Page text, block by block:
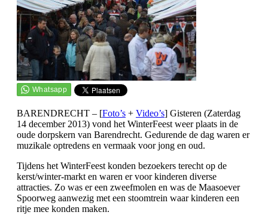
BARENDRECHT – [Foto’s + Video’s] Gisteren (Zaterdag
14 december 2013) vond het WinterFeest weer plaats in de
oude dorpskern van Barendrecht. Gedurende de dag waren er
muzikale optredens en vermaak voor jong en oud.
Tijdens het WinterFeest konden bezoekers terecht op de
kerst/winter-markt en waren er voor kinderen diverse
attracties. Zo was er een zweefmolen en was de Maasoever
Spoorweg aanwezig met een stoomtrein waar kinderen een
ritje mee konden maken.